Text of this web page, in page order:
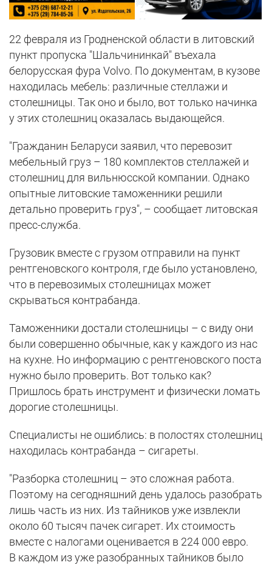
22 февраля из Гродненской области в литовский
пункт пропуска "Шальчининкай" въехала
белорусская фура Volvo. По документам, в кузове
находилась мебель: различные стеллажи и
столешницы. Так оно и было, вот только начинка
у этих столешниц оказалась выдающейся.
"Гражданин Беларуси заявил, что перевозит
мебельный груз – 180 комплектов стеллажей и
столешниц для вильнюсской компании. Однако
опытные литовские таможенники решили
детально проверить груз", – сообщает литовская
пресс-служба.
Грузовик вместе с грузом отправили на пункт
рентгеновского контроля, где было установлено,
что в перевозимых столешницах может
скрываться контрабанда.
Таможенники достали столешницы – с виду они
были совершенно обычные, как у каждого из нас
на кухне. Но информацию с рентгеновского поста
нужно было проверить. Вот только как?
Пришлось брать инструмент и физически ломать
дорогие столешницы.
Специалисты не ошиблись: в полостях столешниц
находилась контрабанда – сигареты.
"Разборка столешниц – это сложная работа.
Поэтому на сегодняшний день удалось разобрать
лишь часть из них. Из тайников уже извлекли
около 60 тысяч пачек сигарет. Их стоимость
вместе с налогами оценивается в 224 000 евро.
В каждом из уже разобранных тайников было